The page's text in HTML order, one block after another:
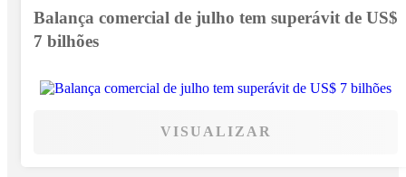
Balança comercial de julho tem superávit de US$
7 bilhões
VISUALIZAR